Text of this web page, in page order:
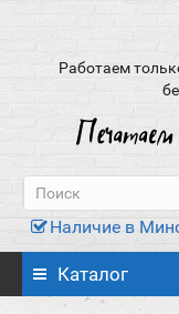
Работаем
Наличие в
Каталог